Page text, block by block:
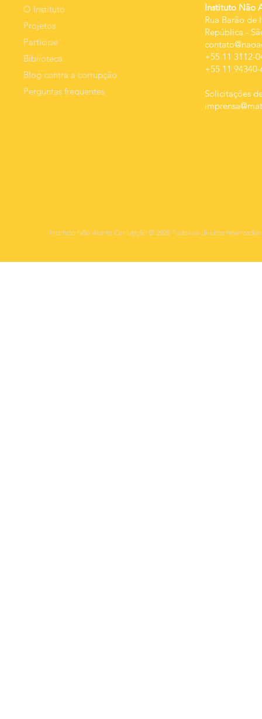
O Instituto
Projetos
Participe
Biblioteca
Blog contra a corrupção
Perguntas frequentes
Instituto Não
Rua Barão de
República -
+55 11 3112-
+55 11
Solicitações
Instituto Não Aceito Corrupção © 2025 Todos os direitos